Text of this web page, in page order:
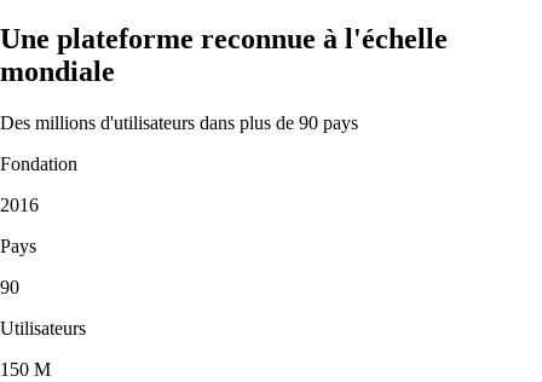
Une plateforme reconnue à l'échelle
mondiale
Des millions d'utilisateurs dans plus de 90 pays
Fondation
2016
Pays
90
Utilisateurs
150 M